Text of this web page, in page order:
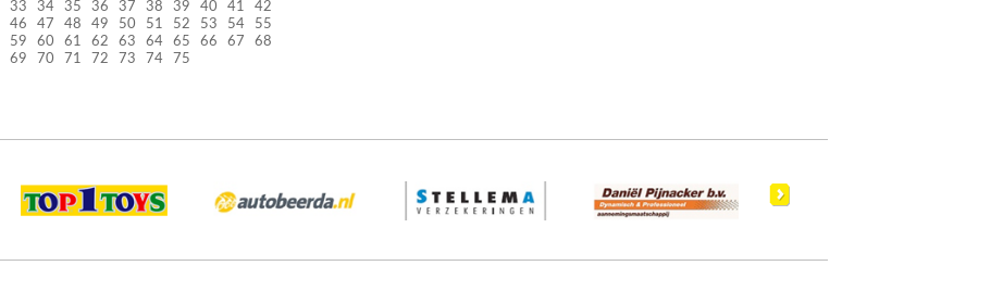
33 34 35 36 37 38 39 40 41
42
46 47 48 49 50 51 52 53 54
55
59 60 61 62 63 64 65 66 67
68
69
70 71 72 73 74 75